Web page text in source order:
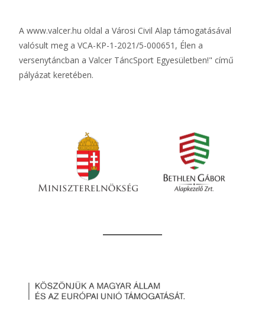
A www.valcer.hu oldal a Városi Civil Alap támogatásával
valósult meg a VCA-KP-1-2021/5-000651, Élen a
versenytáncban a Valcer TáncSport Egyesületben!" című
pályázat keretében.